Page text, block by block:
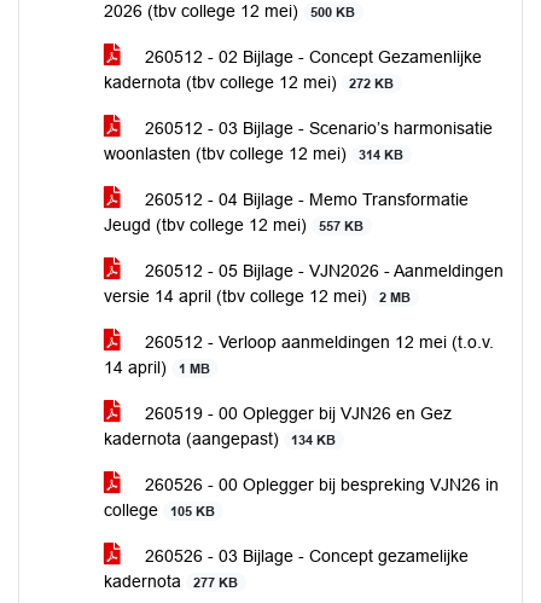
2026 (tbv college 12 mei)
500 KB
260512 - 02 Bijlage - Concept Gezamenlijke
kadernota (tbv college 12 mei)
272 KB
260512 - 03 Bijlage - Scenario’s harmonisatie
woonlasten (tbv college 12 mei)
314 KB
260512 - 04 Bijlage - Memo Transformatie
Jeugd (tbv college 12 mei)
557 KB
260512 - 05 Bijlage - VJN2026 - Aanmeldingen
versie 14 april (tbv college 12 mei)
2 MB
260512 - Verloop aanmeldingen 12 mei (t.o.v.
14 april)
1 MB
260519 - 00 Oplegger bij VJN26 en Gez
kadernota (aangepast)
134 KB
260526 - 00 Oplegger bij bespreking VJN26 in
college
105 KB
260526 - 03 Bijlage - Concept gezamelijke
kadernota
277 KB